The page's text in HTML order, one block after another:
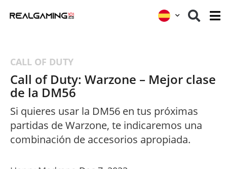
CALL OF DUTY
Call of Duty: Warzone – Mejor clase
de la DM56
Si quieres usar la DM56 en tus próximas
partidas de Warzone, te indicaremos una
combinación de accesorios apropiada.